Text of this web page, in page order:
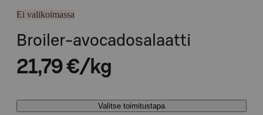
Ei valikoimassa
Broiler-avocadosalaatti
21,79 €/kg
Valitse toimitustapa